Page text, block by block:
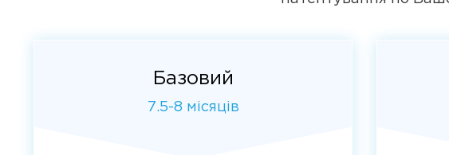
Базовий
7.5-8 місяців